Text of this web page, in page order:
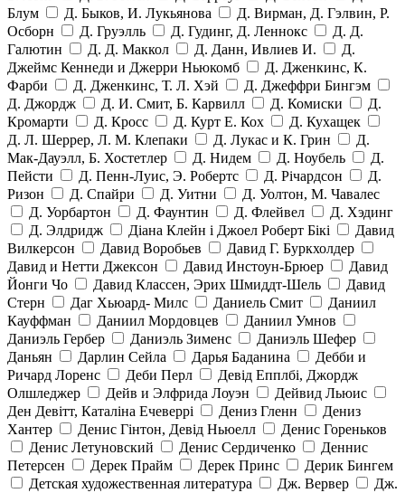
Блум
Д. Быков, И. Лукьянова
Д. Вирман, Д. Гэлвин, Р.
Осборн
Д. Груэлль Д. Гудинг, Д. Леннокс
Д. Д.
Галютин
Д. Д. Маккол Д. Данн, Ивлиев И.
Д.
Джеймс Кеннеди и Джерри Ньюкомб
Д. Дженкинс, К.
Фарби
Д. Дженкинс, Т. Л. Хэй
Д. Джеффри Бингэм
Д. Джордж
Д. И. Смит, Б. Карвилл Д. Комиски
Д.
Кромарти
Д. Кросс Д. Курт Е. Кох
Д. Кухащек
Д. Л. Шеррер, Л. М. Клепаки
Д. Лукас и К. Грин
Д.
Мак-Дауэлл, Б. Хостетлер
Д. Нидем Д. Ноубель
Д.
Пейсти
Д. Пенн-Луис, Э. Робертс Д. Річардсон
Д.
Ризон
Д. Спайри Д. Уитни
Д. Уолтон, М. Чавалес
Д. Уорбартон
Д. Фаунтин Д. Флейвел
Д. Хэдинг
Д. Элдридж
Діана Клейн і Джоел Роберт Бікі
Давид
Вилкерсон
Давид Воробьев
Давид Г. Буркхолдер
Давид и Нетти Джексон
Давид Инстоун-Брюер
Давид
Йонги Чо
Давид Классен, Эрих Шмиддт-Шель
Давид
Стерн
Даг Хьюард- Милс Даниель Смит
Даниил
Кауффман
Даниил Мордовцев
Даниил Умнов
Даниэль Гербер
Даниэль Зименс
Даниэль Шефер
Даньян
Дарлин Сейла Дарья Баданина
Дебби и
Ричард Лоренс
Деби Перл
Девід Епплбі, Джордж
Олшледжер
Дейв и Элфрида Лоуэн
Дейвид Льюис
Ден Девітт, Каталіна Ечеверрі
Дениз Гленн
Дениз
Хантер
Денис Гінтон, Девід Ньюелл
Денис Гореньков
Денис Летуновский
Денис Сердиченко
Деннис
Петерсен
Дерек Прайм Дерек Принс
Дерик Бингем
Детская художественная литература
Дж. Вервер
Дж.